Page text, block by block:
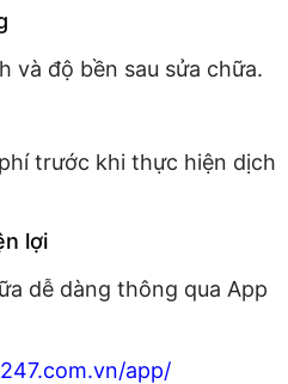
và độ bền sau sửa chữa.
trước khi thực hiện dịch
lợi
dễ dàng thông qua App
app/